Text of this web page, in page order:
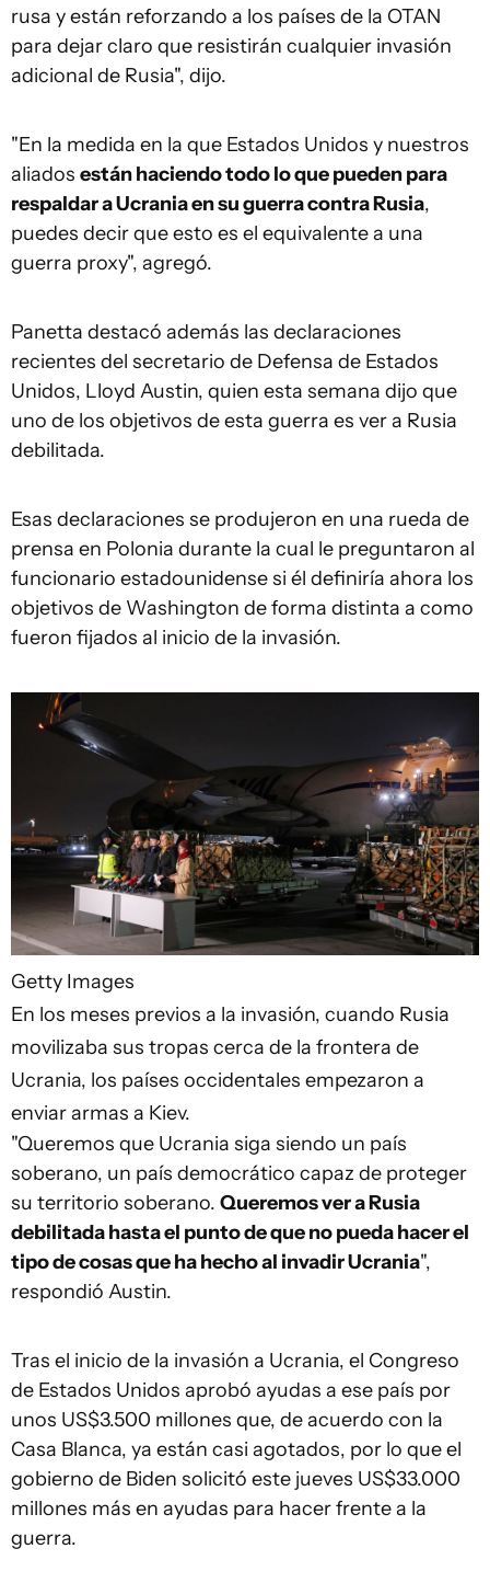
rusa y están reforzando a los países de la OTAN
para dejar claro que resistirán cualquier invasión
adicional de Rusia", dijo.
"En la medida en la que Estados Unidos y nuestros
aliados están haciendo todo lo que pueden para
respaldar a Ucrania en su guerra contra Rusia,
puedes decir que esto es el equivalente a una
guerra proxy", agregó.
Panetta destacó además las declaraciones
recientes del secretario de Defensa de Estados
Unidos, Lloyd Austin, quien esta semana dijo que
uno de los objetivos de esta guerra es ver a Rusia
debilitada.
Esas declaraciones se produjeron en una rueda de
prensa en Polonia durante la cual le preguntaron al
funcionario estadounidense si él definiría ahora los
objetivos de Washington de forma distinta a como
fueron fijados al inicio de la invasión.
Getty Images
En los meses previos a la invasión, cuando Rusia
movilizaba sus tropas cerca de la frontera de
Ucrania, los países occidentales empezaron a
enviar armas a Kiev.
"Queremos que Ucrania siga siendo un país
soberano, un país democrático capaz de proteger
su territorio soberano. Queremos ver a Rusia
debilitada hasta el punto de que no pueda hacer el
tipo de cosas que ha hecho al invadir Ucrania",
respondió Austin.
Tras el inicio de la invasión a Ucrania, el Congreso
de Estados Unidos aprobó ayudas a ese país por
unos US$3.500 millones que, de acuerdo con la
Casa Blanca, ya están casi agotados, por lo que el
gobierno de Biden solicitó este jueves US$33.000
millones más en ayudas para hacer frente a la
guerra.